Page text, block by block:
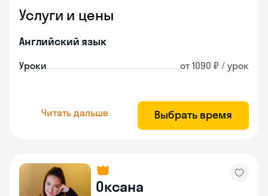
Услуги и цены
Английский язык
Уроки от 1090 ₽ / урок
Читать дальше Выбрать время
Оксана